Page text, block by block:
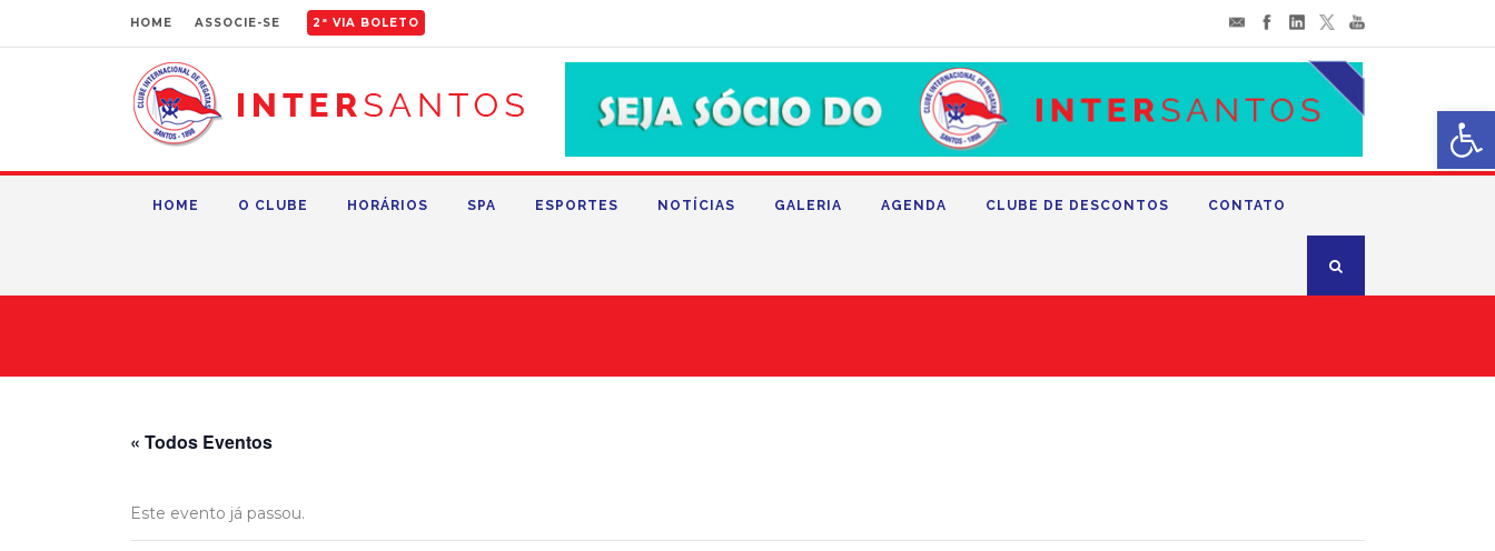
HOME ASSOCIE-SE 2ª VIA BOLETO
HOME O CLUBE HORÁRIOS SPA ESPORTES NOTÍCIAS GALERIA AGENDA CLUBE DE DESCONTOS CONTATO
« Todos Eventos
Este evento já passou.
Abrir